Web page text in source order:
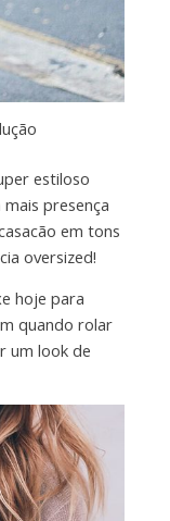
estiloso
presença
em tons
oversized!
hoje para
quando rolar
um look de